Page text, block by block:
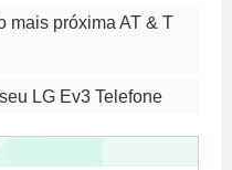
mais próxima AT & T
LG Ev3 Telefone